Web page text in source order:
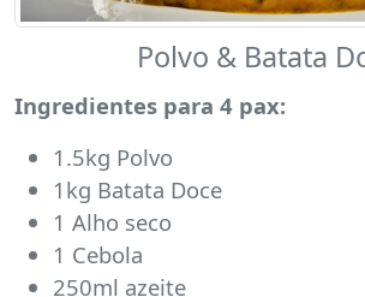
Polvo & Batata
Ingredientes para 4 pax:
1.5kg Polvo
1kg Batata Doce
1 Alho seco
1 Cebola
250ml azeite